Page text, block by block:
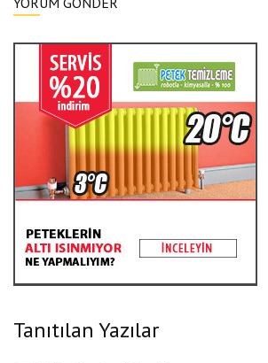
Tanıtılan Yazılar